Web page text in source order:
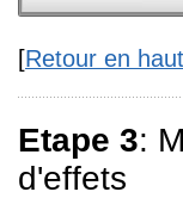
[Retour en haut
Etape 3:
d'effets